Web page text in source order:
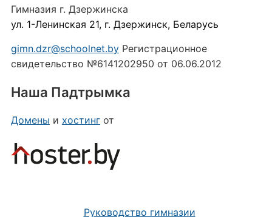
Гимназия г. Дзержинска
ул. 1-Ленинская 21, г. Дзержинск, Беларусь
gimn.dzr@schoolnet.byРегистрационное
свидетельство №6141202950 от 06.06.2012
Наша Падтрымка
Домены и хостингот
Руководство гимназии